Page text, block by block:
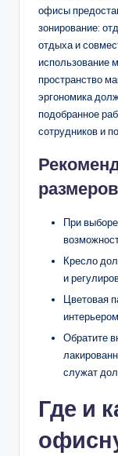
офисы
зонирование:
отдыха и
использование
пространство
эргономика
подобранное
сотрудников и
При
Кресло
и
Цветовая
Обратите
служат
Где и